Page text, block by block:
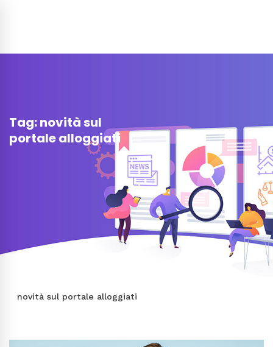
Tag: novità sul
portale alloggiati
novità sul portale alloggiati